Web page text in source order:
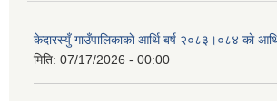
केदारस्युँ गाउँपालिकाकाे आर्थि बर्ष २०८३।०८४ काे
मिति: 07/17/2026 - 00:00